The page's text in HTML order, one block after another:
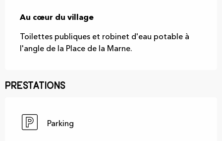
Au cœur du village
Toilettes publiques et robinet d'eau potable à
l'angle de la Place de la Marne.
Prestations
Parking